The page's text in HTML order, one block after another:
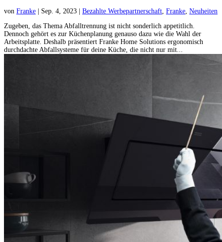
von Franke Sep. 4, 2023 Bezahlte Werbepartnerschaft Franke Neuheiten
Zugeben, das Thema Abfalltrennung ist nicht sonderlich appetitlich.
Dennoch gehört es zur Küchenplanung genauso dazu wie die Wahl der
Arbeitsplatte. Deshalb präsentiert Franke Home Solutions ergonomisch
durchdachte Abfallsysteme für deine Küche, die nicht nur mit...